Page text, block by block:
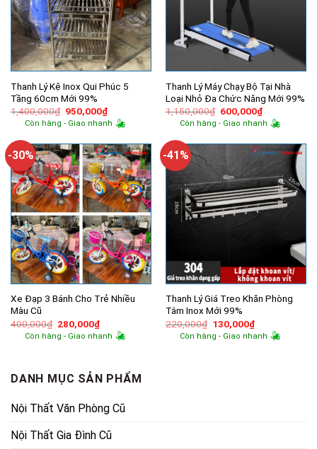
Thanh Lý Kệ Inox Qui Phúc 5
Tầng 60cm Mới 99%
1,400,000₫ Giá
gốc
là:
950,000₫Giá
hiện
tại
950,000₫.
Còn hàng - Giao nhanh
Thanh Lý Máy Chạy Bộ Tại Nhà
Loại Nhỏ Đa Chức Năng Mới 99%
1,150,000₫ Giá
gốc
là:
600,000₫Giá
hiện
tại
600,000₫.
Còn hàng - Giao nhanh
-30%
Xe Đạp 3 Bánh Cho Trẻ Nhiều
Màu Cũ
400,000₫ Giá
gốc
là:
280,000₫Giá
hiện
tại
Còn hàng - Giao nhanh
-41%
Thanh Lý Giá Treo Khăn Phòng
Tắm Inox Mới 99%
220,000₫ Giá
gốc
là:
130,000₫Giá
hiện
tại
Còn hàng - Giao nhanh
DANH MỤC SẢN PHẨM
Nội Thất Văn Phòng Cũ
Nội Thất Gia Đình Cũ